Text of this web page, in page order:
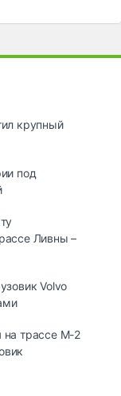
крупный
под
Ливны –
Volvo
на трассе М-2